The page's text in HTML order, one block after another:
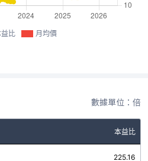
比 月均價
數據單位：倍
本益比
225.16